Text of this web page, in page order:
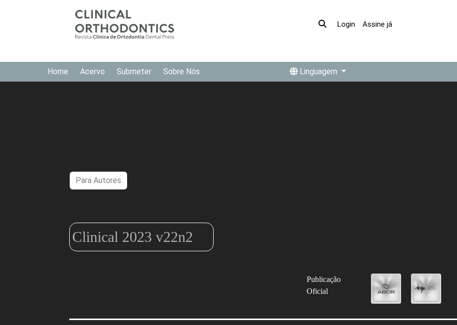
Login Assine já
Home Acervo Submeter Sobre Nós Linguagem
Clinical 2023 v22n2
Publicação
Oficial
Para Autores